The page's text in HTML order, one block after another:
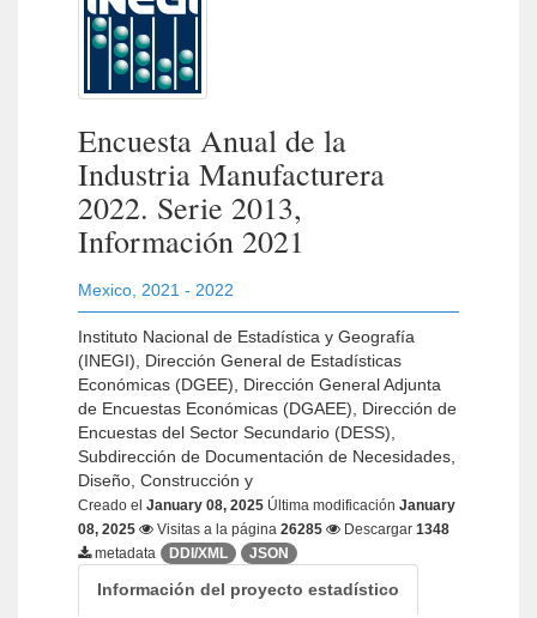
Encuesta Anual de la
Industria Manufacturera
2022. Serie 2013,
Información 2021
Mexico 2021 - 2022
Instituto Nacional de Estadística y Geografía
(INEGI), Dirección General de Estadísticas
Económicas (DGEE), Dirección General Adjunta
de Encuestas Económicas (DGAEE), Dirección de
Encuestas del Sector Secundario (DESS),
Subdirección de Documentación de Necesidades,
Diseño, Construcción y
Creado el January 08, 2025 Última modificación January
08, 2025
Visitas a la página 26285 Descargar 1348
metadata
DDI/XML JSON
Información del proyecto estadístico